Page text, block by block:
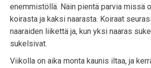
enemmistöllä. Näin pientä parvia missä
koirasta ja kaksi naarasta. Koiraat
naaraiden liikettä ja, kun yksi naaras
sukelsivat.
Viikolla on aika monta kaunis iltaa, ja